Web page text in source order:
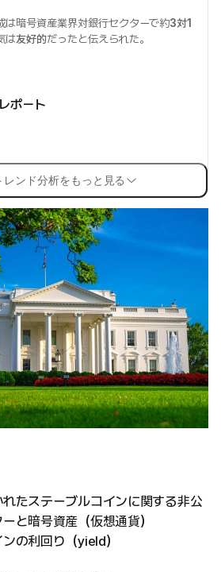
は暗号資産業界対銀行セクターで約3対1
は友好的だったと伝えられた。
ポート
レンド分析をもっと見る
たステーブルコインに関する非公
と暗号資産（仮想通貨）
の利回り（yield）